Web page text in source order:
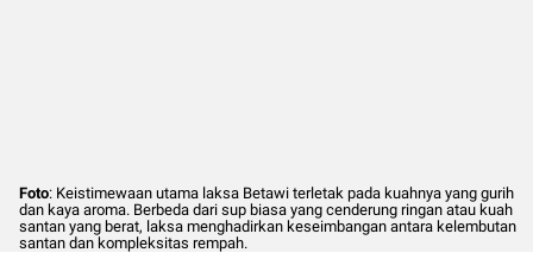
Foto: Keistimewaan utama laksa Betawi terletak pada kuahnya yang gurih
dan kaya aroma. Berbeda dari sup biasa yang cenderung ringan atau kuah
santan yang berat, laksa menghadirkan keseimbangan antara kelembutan
santan dan kompleksitas rempah.